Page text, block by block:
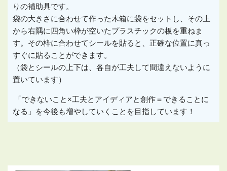
りの補助具です。
袋の大きさに合わせて作った木箱に袋をセットし、その上
から右隅に四角い枠が空いたプラスチックの板を重ねま
す。その枠に合わせてシールを貼ると、正確な位置に真っ
すぐに貼ることができます。
（袋とシールの上下は、各自が工夫して間違えないように
置いています）
「できないこと×工夫とアイディアと創作＝できることに
なる」を今後も増やしていくことを目指しています！